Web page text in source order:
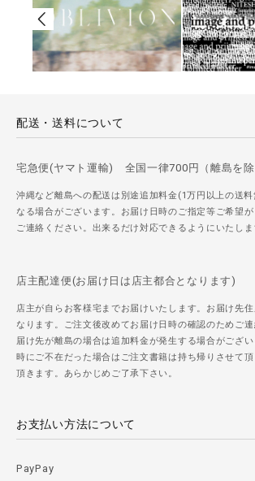
配送・送料について
宅急便(ヤマト運輸) 全国一律700円（離島を除
沖縄など離島への配送は別途追加料金(1万円以上の送
なる場合がございます。お届け日時のご指定等ご希望
ご連絡ください。出来るだけ対応できるようにいたしま
店主配達便(お届け日は店主都合となります)
店主が自らお客様宅までお届けいたします。お届け先
なります。ご注文後改めてお届け日時の確認のためご
届け先が離島の場合は追加料金が発生する場合がござ
時にご不在だった場合はご注文書籍は持ち帰りさせて
頂きます。あらかじめご了承下さい。
お支払い方法について
PayPay